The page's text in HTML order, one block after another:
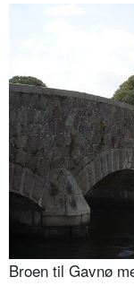
Broen til Gavnø